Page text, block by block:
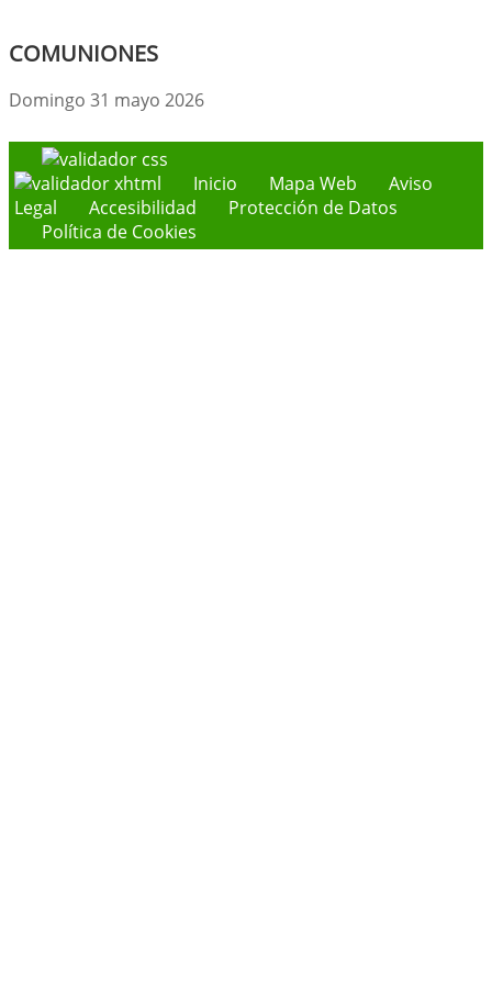
COMUNIONES
Domingo 31 mayo 2026
Inicio Mapa Web
Aviso
Legal
Accesibilidad
Protección de Datos
Política de Cookies